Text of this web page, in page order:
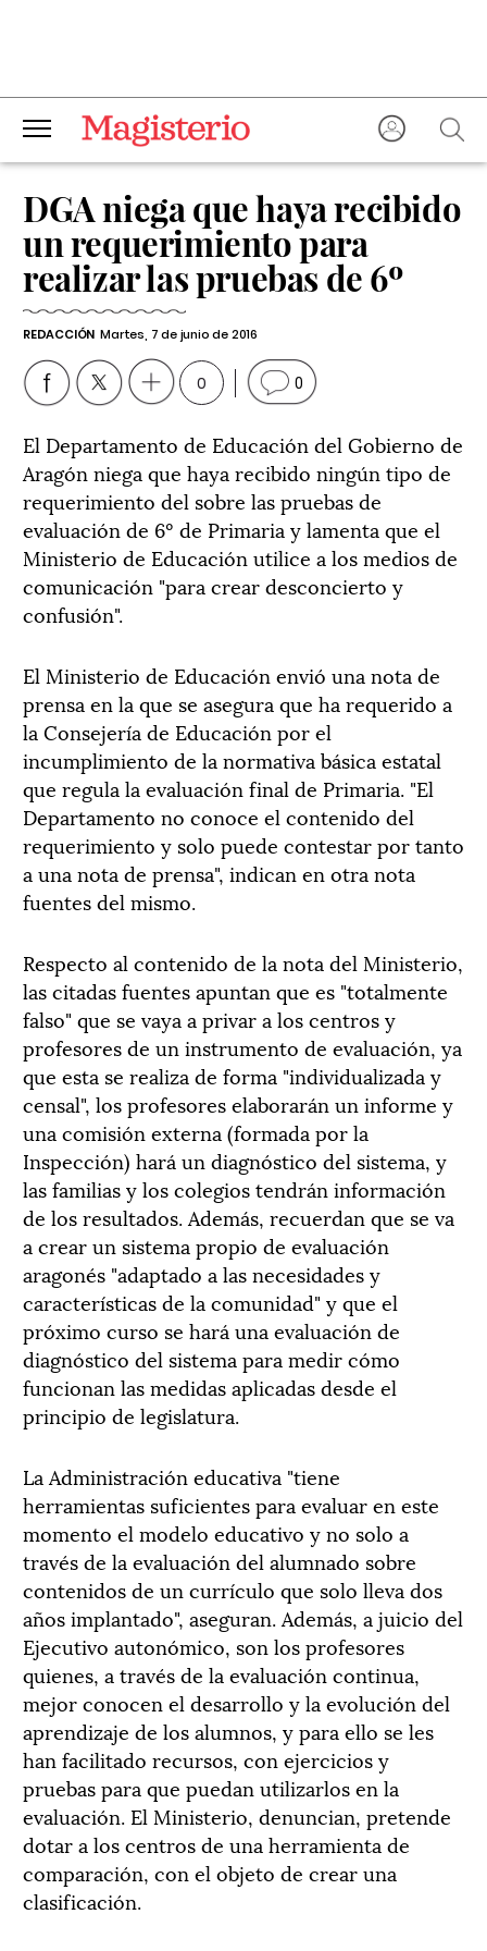
DGA niega que haya recibido
un requerimiento para
realizar las pruebas de 6º
REDACCIÓN Martes, 7 de junio de 2016
0 0
El Departamento de Educación del Gobierno de
Aragón niega que haya recibido ningún tipo de
requerimiento del sobre las pruebas de
evaluación de 6º de Primaria y lamenta que el
Ministerio de Educación utilice a los medios de
comunicación "para crear desconcierto y
confusión".
El Ministerio de Educación envió una nota de
prensa en la que se asegura que ha requerido a
la Consejería de Educación por el
incumplimiento de la normativa básica estatal
que regula la evaluación final de Primaria. "El
Departamento no conoce el contenido del
requerimiento y solo puede contestar por tanto
a una nota de prensa", indican en otra nota
fuentes del mismo.
Respecto al contenido de la nota del Ministerio,
las citadas fuentes apuntan que es "totalmente
falso" que se vaya a privar a los centros y
profesores de un instrumento de evaluación, ya
que esta se realiza de forma "individualizada y
censal", los profesores elaborarán un informe y
una comisión externa (formada por la
Inspección) hará un diagnóstico del sistema, y
las familias y los colegios tendrán información
de los resultados. Además, recuerdan que se va
a crear un sistema propio de evaluación
aragonés "adaptado a las necesidades y
características de la comunidad" y que el
próximo curso se hará una evaluación de
diagnóstico del sistema para medir cómo
funcionan las medidas aplicadas desde el
principio de legislatura.
La Administración educativa "tiene
herramientas suficientes para evaluar en este
momento el modelo educativo y no solo a
través de la evaluación del alumnado sobre
contenidos de un currículo que solo lleva dos
años implantado", aseguran. Además, a juicio del
Ejecutivo autonómico, son los profesores
quienes, a través de la evaluación continua,
mejor conocen el desarrollo y la evolución del
aprendizaje de los alumnos, y para ello se les
han facilitado recursos, con ejercicios y
pruebas para que puedan utilizarlos en la
evaluación. El Ministerio, denuncian, pretende
dotar a los centros de una herramienta de
comparación, con el objeto de crear una
clasificación.